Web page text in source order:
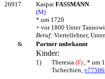
26917 KasparFASSMANN
(M)
* um 1720
+ vor 1800 Unter
Beruf: Viertellehner,
&
Partner unbekannt
Kinder:
1) Theresia (F) , * um
Tschechien,